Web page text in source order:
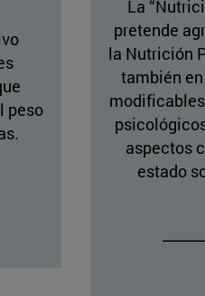
peso
La
pretende
la Nutrición
también
aspectos
estado